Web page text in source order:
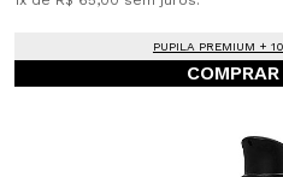
PUPILA PREMIUM +